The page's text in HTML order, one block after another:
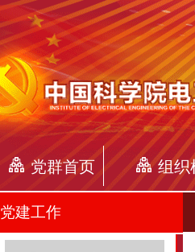
党群首页 组织
党建工作